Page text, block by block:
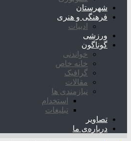
شهرستان
فرهنگی و هنری
ادبیات
ورزشی
گوناگون
خواندنی
خانه خاص
گرافیک
مقالات
نیازمندی ها
استخدام
تبلیغات
تصاویر
درباره‌ی ما